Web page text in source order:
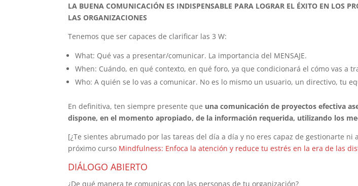
LA BUENA COMUNICACIÓN ES INDISPENSABLE PARA LOGRAR EL ÉXITO EN LOS
LAS ORGANIZACIONES
Tenemos que ser capaces de clarificar las 3 W:
What: Qué vas a presentar/comunicar. La importancia del MENSAJE.
When: Cuándo, en qué contexto, en qué foro, ya que condicionará el cómo vas a
Who: A quién se lo vas a comunicar. No es lo mismo un usuario, un directivo, tu
En definitiva, ten siempre presente que una comunicación de proyectos efectiva
dispone, en el momento apropiado, de la información requerida, utilizando los
[¿Te sientes abrumado por las tareas del día a día y no eres capaz de gestionarte ni
próximo curso Mindfulness: Enfoca la atención y reduce tu estrés en la era de las
DIÁLOGO ABIERTO
¿De qué manera te comunicas con las personas de tu organización?